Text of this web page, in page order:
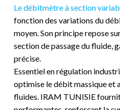
Le débitmètre à section
fonction des variations du
moyen. Son principe repose
section de passage du fluide,
précise.
Essentiel en régulation
optimise le débit massique et
fluides. IRAM TUNISIE